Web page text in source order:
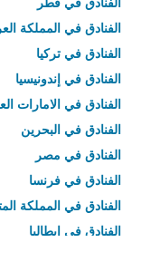
الفنادق في المملكة
الفنادق في تركيا
الفنادق في إندونيسيا
الفنادق في الامارات
الفنادق في البحرين
الفنادق في مصر
الفنادق في فرنسا
الفنادق في المملكة
الفنادق في إيطاليا